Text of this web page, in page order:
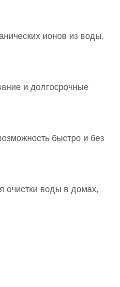
ионов из воды,
и долгосрочные
быстро и без
очистки воды в домах,